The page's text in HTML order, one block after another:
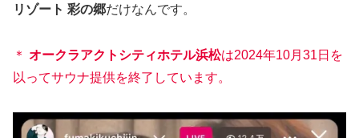
リゾート 彩の郷だけなんです。
＊ オークラアクトシティホテル浜松は2024年10月 31 日を
以ってサウナ提供を終了しています。